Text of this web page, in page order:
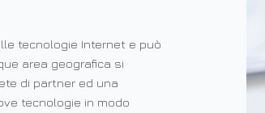
tecnologie Internet e può
area geografica si
di partner ed una
tecnologie in modo